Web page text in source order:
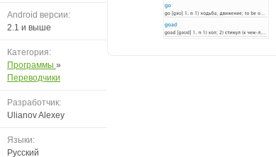
Android версии:
2.1 и выше
Категория:
Программы »
Переводчики
Разработчик:
Ulianov Alexey
Языки:
Русский